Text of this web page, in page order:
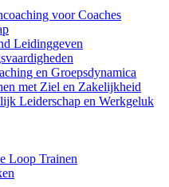
voor Coaches
Leidinggeven
en Groepsdynamica
met Ziel en Zakelijkheid
Leiderschap en Werkgeluk
Loop Trainen